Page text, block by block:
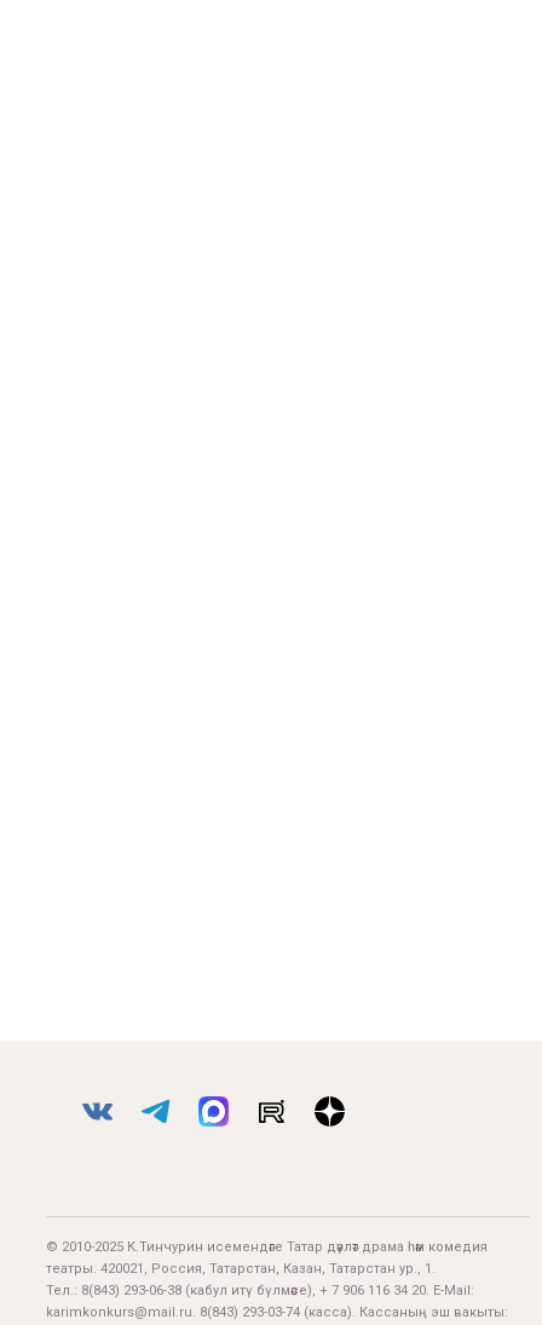
© 2010-2025 К.Тинчурин исемендәге Татар дәүләт драма һәм комедия
театры. 420021, Россия, Татарстан, Казан, Татарстан ур., 1.
Тел.: 8(843) 293-06-38 (кабул итү бүлмәсе), + 7 906 116 34 20. E-Mail:
karimkonkurs@mail.ru. 8(843) 293-03-74 (касса). Кассаның эш вакыты: